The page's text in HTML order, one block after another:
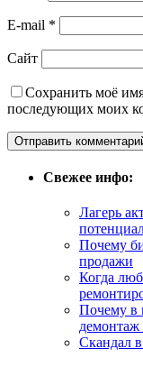
E-mail *
Сайт
Сохранить моё
последующих моих
Свежее инфо:
Лагерь
Почему
продажи
Когда
Почему в
демонтаж
Скандал